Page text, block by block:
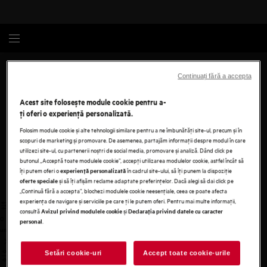
AEG - Prima pagină
Gama incorporabila compacta
incorporabile de la AEG.
Afiseaza toata gama incorporabila compacta
Acest site folosește module cookie pentru a-
ţi oferi o experienţă personalizată.
Folosim module cookie și alte tehnologii similare pentru a ne îmbunătăţi site-ul, precum și în
scopuri de marketing și promovare. De asemenea, partajăm informaţii despre modul în care
utilizezi site-ul, cu partenerii noștri de social media, promovare și analiză. Dând click pe
butonul „Acceptă toate modulele cookie”, accepţi utilizarea modulelor cookie, astfel încât să
îţi putem oferi oexperienţă personalizatăîn cadrul site-ului, să îţi punem la dispoziţie
oferte specialeși să îţi afișăm reclame adaptate preferinţelor. Dacă alegi să dai click pe
„Continuă fără a accepta”, blochezi modulele cookie neesenţiale, ceea ce poate afecta
experienţa de navigare și serviciile pe care ţi le putem oferi. Pentru mai multe informaţii,
consultăAvizul privind modulele cookieșiDeclaraţia privind datele cu caracter
personal
Setări cookie-uri Accept toate cookie-urile
Continuați fără a accepta